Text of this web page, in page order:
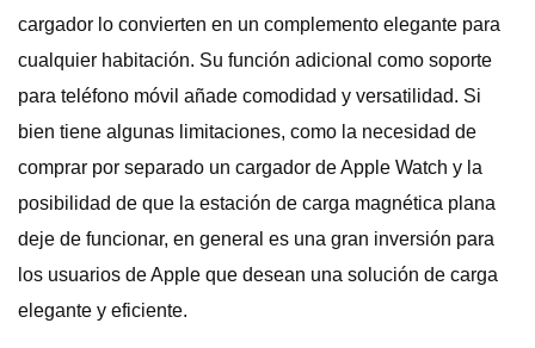
cargador lo convierten en un complemento elegante para
cualquier habitación. Su función adicional como soporte
para teléfono móvil añade comodidad y versatilidad. Si
bien tiene algunas limitaciones, como la necesidad de
comprar por separado un cargador de Apple Watch y la
posibilidad de que la estación de carga magnética plana
deje de funcionar, en general es una gran inversión para
los usuarios de Apple que desean una solución de carga
elegante y eficiente.